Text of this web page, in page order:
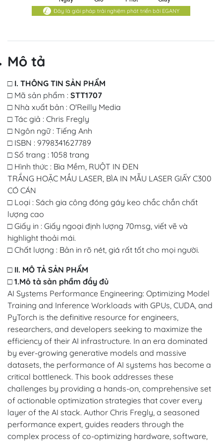
Đây là giải pháp trải nghiệm phát triển bởi EGANY
Mô tả
□ I. THÔNG TIN SẢN PHẨM
□ Mã sản phẩm : STT1707
□ Nhà xuất bản : O'Reilly Media
□ Tác giả : Chris Fregly
□ Ngôn ngữ : Tiếng Anh
□ ISBN : 9798341627789
□ Số trang : 1058 trang
□ Hình thức : Bìa Mềm, RUỘT IN ĐEN
TRẮNG HOẶC MẦU LASER, BÌA IN MẪU LASER GIẤY C300
CÓ CÁN
□ Loại : Sách gia công đóng gáy keo chắc chắn chất
lượng cao
□ Giấy in : Giấy ngoại định lượng 70msg, viết vẽ và
highlight thoải mái.
□ Chất lượng : Bản in rõ nét, giá rất tốt cho mọi người.
□ II. MÔ TẢ SẢN PHẨM
□ 1.Mô tả sản phẩm đầy đủ
AI Systems Performance Engineering: Optimizing Model
Training and Inference Workloads with GPUs, CUDA, and
PyTorch is the definitive resource for engineers,
researchers, and developers seeking to maximize the
efficiency of their AI infrastructure. In an era dominated
by ever-growing generative models and massive
datasets, the performance of AI systems has become a
critical bottleneck. This book addresses these
challenges by providing a hands-on, comprehensive set
of actionable optimization strategies that cover every
layer of the AI stack. Author Chris Fregly, a seasoned
performance expert, guides readers through the
complex process of co-optimizing hardware, software,